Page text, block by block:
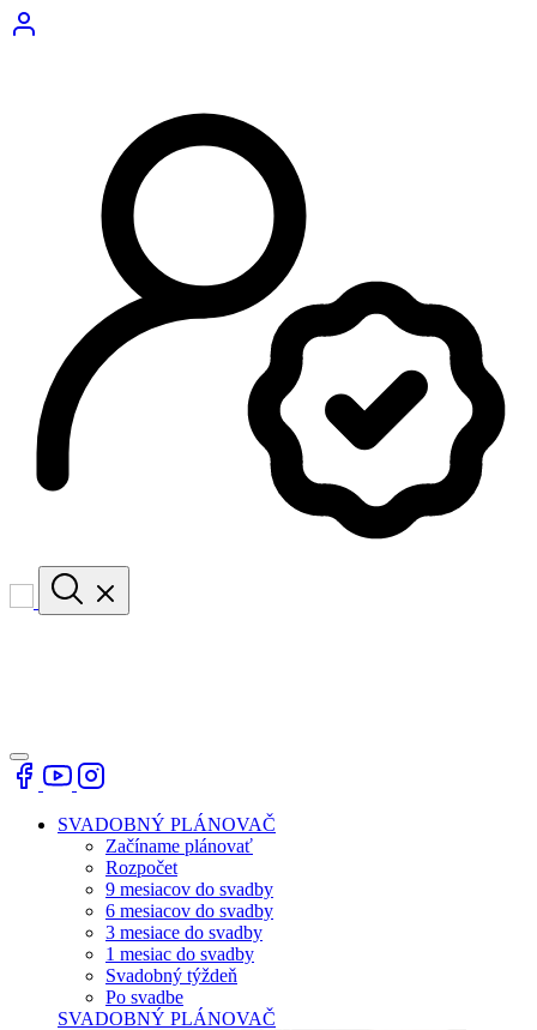
SVADOBNÝ PLÁNOVAČ
Začíname plánovať
Rozpočet
9 mesiacov do svadby
6 mesiacov do svadby
3 mesiace do svadby
1 mesiac do svadby
Svadobný týždeň
Po svadbe
SVADOBNÝ PLÁNOVAČ